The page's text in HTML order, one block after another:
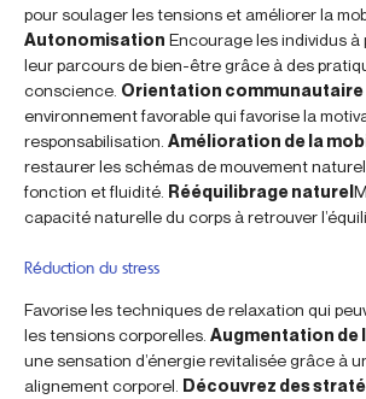
pour soulager les tensions et améliorer la
Autonomisation Encourage les individus à
leur parcours de bien-être grâce à des
conscience. Orientation communautaire
environnement favorable qui favorise la
responsabilisation. Amélioration de la
restaurer les schémas de mouvement
fonction et fluidité. Rééquilibrage naturel
capacité naturelle du corps à retrouver
Réduction du stress
Favorise les techniques de relaxation qui
les tensions corporelles. Augmentation de
une sensation d’énergie revitalisée grâce à
alignement corporel. Découvrez des